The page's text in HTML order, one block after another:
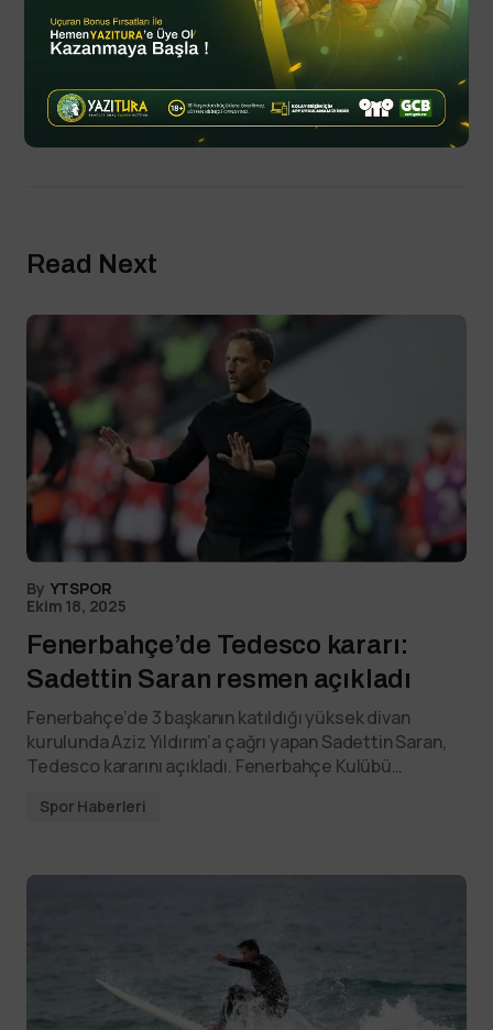
YTSPOR
Spor Haberleri
Read Next
By YTSPOR
Ekim 18, 2025
Fenerbahçe’de Tedesco kararı:
Sadettin Saran resmen açıkladı
Fenerbahçe’de 3 başkanın katıldığı yüksek divan
kurulunda Aziz Yıldırım’a çağrı yapan Sadettin Saran,
Tedesco kararını açıkladı. Fenerbahçe Kulübü…
Spor Haberleri